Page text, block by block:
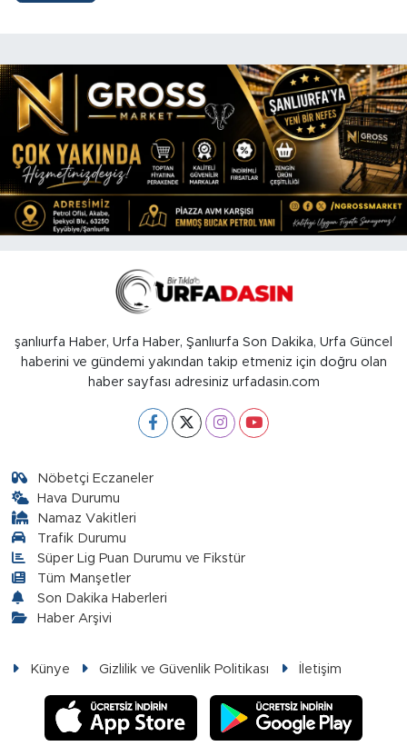
şanlıurfa Haber, Urfa Haber, Şanlıurfa Son Dakika, Urfa Güncel
haberini ve gündemi yakından takip etmeniz için doğru olan
haber sayfası adresiniz urfadasin.com
Nöbetçi Eczaneler
Hava Durumu
Namaz Vakitleri
Trafik Durumu
Süper Lig Puan Durumu ve Fikstür
Tüm Manşetler
Son Dakika Haberleri
Haber Arşivi
Künye Gizlilik ve Güvenlik Politikası İletişim